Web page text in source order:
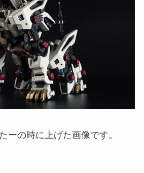
ーの時に上げた画像です。